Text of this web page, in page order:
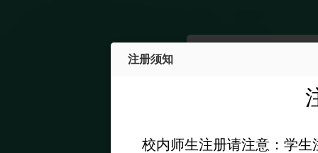
注册须知
校内师生注册请注意：学